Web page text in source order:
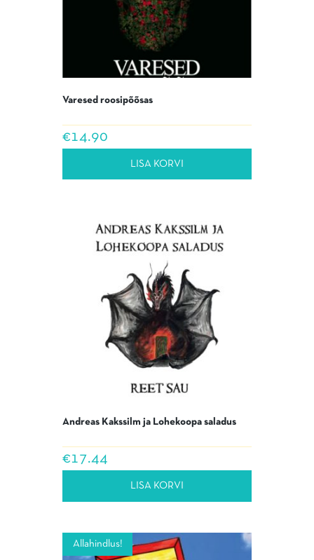
Varesed roosipõõsas
€14.90
LISA KORVI
Andreas Kakssilm ja Lohekoopa saladus
€17.44
LISA KORVI
Allahindlus!